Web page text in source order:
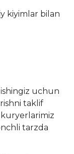
kiyimlar bilan
uchun
taklif
tarzda